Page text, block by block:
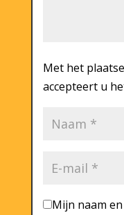
Met het
accepteert u
Mijn naam